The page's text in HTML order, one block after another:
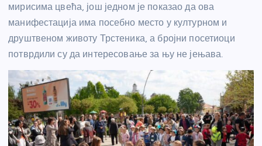
мирисима цвећа, још једном је показао да ова
манифестација има посебно место у културном и
друштвеном животу Трстеника, а бројни посетиоци
потврдили су да интересовање за њу не јењава.